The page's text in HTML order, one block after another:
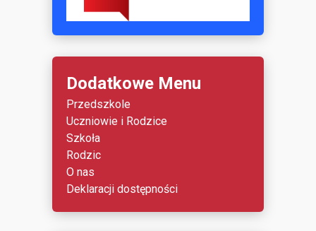
Dodatkowe Menu
Przedszkole
Uczniowie i Rodzice
Szkoła
Rodzic
O nas
Deklaracji dostępności